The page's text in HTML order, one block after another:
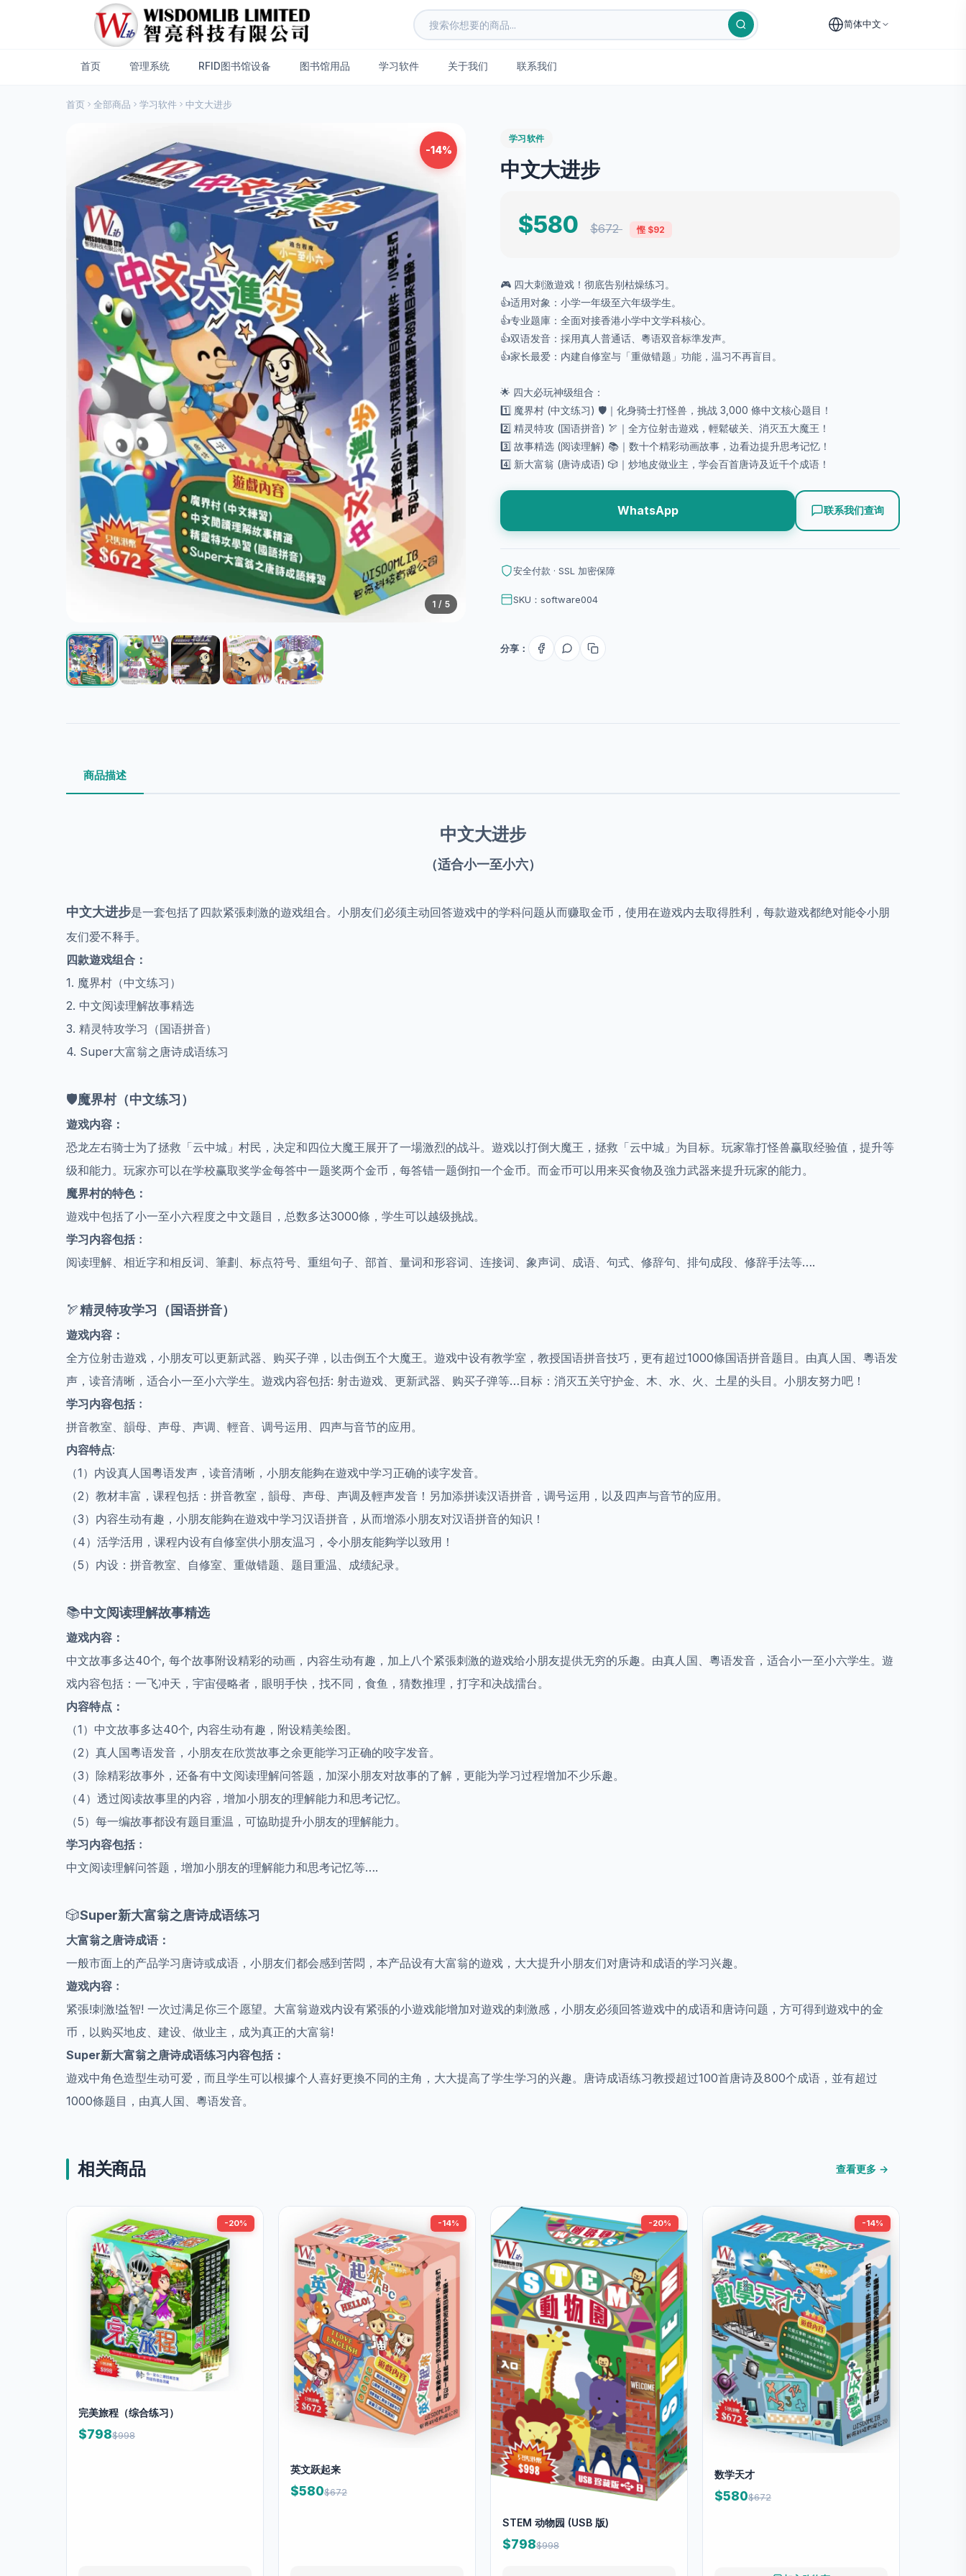
简体中文
首页 管理系统 RFID图书馆设备 图书馆用品 学习软件 关于我们 联系我们
首页 全部商品 学习软件 中文大进步
-14%
1 / 5
学习软件
中文大进步
$580 $672 慳 $92
🎮 四大刺激遊戏！彻底告别枯燥练习。
👍适用对象：小学一年级至六年级学生。
👍专业题庫：全面对接香港小学中文学科核心。
👍双语发音：採用真人普通话、粵语双音标準发声。
👍家长最爱：内建自修室与「重做错题」功能，温习不再盲目。
🌟 四大必玩神级组合：
1️⃣ 魔界村 (中文练习) 🛡️｜化身骑士打怪兽，挑战 3,000 條中文核心题目！
2️⃣ 精灵特攻 (国语拼音) 🏹｜全方位射击遊戏，輕鬆破关、消灭五大魔王！
3️⃣ 故事精选 (阅读理解) 📚｜数十个精彩动画故事，边看边提升思考记忆！
4️⃣ 新大富翁 (唐诗成语) 🎲｜炒地皮做业主，学会百首唐诗及近千个成语！
WhatsApp 联系我们查询
安全付款 · SSL 加密保障
SKU：software004
分享：
商品描述
中文大进步
（适合小一至小六）
中文大进步是一套包括了四款紧張刺激的遊戏组合。小朋友们必须主动回答遊戏中的学科问题从而赚取金币，使用在遊戏内去取得胜利，每款遊戏都绝对能令小朋
友们爱不释手。
四款遊戏组合：
1. 魔界村（中文练习）
2. 中文阅读理解故事精选
3. 精灵特攻学习（国语拼音）
4. Super大富翁之唐诗成语练习
🛡️魔界村（中文练习）
遊戏内容：
恐龙左右骑士为了拯救「云中城」村民，决定和四位大魔王展开了一場激烈的战斗。遊戏以打倒大魔王，拯救「云中城」为目标。玩家靠打怪兽赢取经验值，提升等
级和能力。玩家亦可以在学校赢取奖学金每答中一题奖两个金币，每答错一题倒扣一个金币。而金币可以用来买食物及強力武器来提升玩家的能力。
魔界村的特色：
遊戏中包括了小一至小六程度之中文题目，总数多达3000條，学生可以越级挑战。
学习内容包括﹕
阅读理解、相近字和相反词、筆劃、标点符号、重组句子、部首、量词和形容词、连接词、象声词、成语、句式、修辞句、排句成段、修辞手法等….
🏹精灵特攻学习（国语拼音）
遊戏内容：
全方位射击遊戏，小朋友可以更新武器、购买子弹，以击倒五个大魔王。遊戏中设有教学室，教授国语拼音技巧，更有超过1000條国语拼音题目。由真人国、粵语发
声，读音清晰，适合小一至小六学生。遊戏内容包括: 射击遊戏、更新武器、购买子弹等…目标：消灭五关守护金、木、水、火、土星的头目。小朋友努力吧！
学习内容包括﹕
拼音教室、韻母、声母、声调、輕音、调号运用、四声与音节的应用。
内容特点:
（1）内设真人国粵语发声，读音清晰，小朋友能夠在遊戏中学习正确的读字发音。
（2）教材丰富，课程包括：拼音教室，韻母、声母、声调及輕声发音！另加添拼读汉语拼音，调号运用，以及四声与音节的应用。
（3）内容生动有趣，小朋友能夠在遊戏中学习汉语拼音，从而增添小朋友对汉语拼音的知识！
（4）活学活用，课程内设有自修室供小朋友温习，令小朋友能夠学以致用！
（5）内设：拼音教室、自修室、重做错题、题目重温、成绩紀录。
📚中文阅读理解故事精选
遊戏内容：
中文故事多达40个, 每个故事附设精彩的动画，内容生动有趣，加上八个紧張刺激的遊戏给小朋友提供无穷的乐趣。由真人国、粵语发音，适合小一至小六学生。遊
戏内容包括：一飞冲天，宇宙侵略者，眼明手快，找不同，食鱼，猜数推理，打字和决战擂台。
内容特点：
（1） 中文故事多达40个, 内容生动有趣，附设精美绘图。
（2） 真人国粵语发音，小朋友在欣赏故事之余更能学习正确的咬字发音。
（3） 除精彩故事外，还备有中文阅读理解问答题，加深小朋友对故事的了解，更能为学习过程增加不少乐趣。
（4） 透过阅读故事里的内容，增加小朋友的理解能力和思考记忆。
（5） 每一编故事都设有题目重温，可協助提升小朋友的理解能力。
学习内容包括﹕
中文阅读理解问答题，增加小朋友的理解能力和思考记忆等….
🎲Super新大富翁之唐诗成语练习
大富翁之唐诗成语：
一般市面上的产品学习唐诗或成语，小朋友们都会感到苦悶，本产品设有大富翁的遊戏，大大提升小朋友们对唐诗和成语的学习兴趣。
遊戏内容﹕
紧張!刺激!益智! 一次过满足你三个愿望。大富翁遊戏内设有紧張的小遊戏能增加对遊戏的刺激感，小朋友必须回答遊戏中的成语和唐诗问题，方可得到遊戏中的金
币，以购买地皮、建设、做业主，成为真正的大富翁!
Super新大富翁之唐诗成语练习内容包括：
遊戏中角色造型生动可爱，而且学生可以根據个人喜好更換不同的主角，大大提高了学生学习的兴趣。唐诗成语练习教授超过100首唐诗及800个成语，並有超过
1000條题目，由真人国、粵语发音。
相关商品 查看更多 →
-20%
完美旅程（综合练习）
$798$998
-14%
英文跃起来
$580$672
-20%
STEM 动物园 (USB 版)
$798$998
-14%
数学天才
$580$672